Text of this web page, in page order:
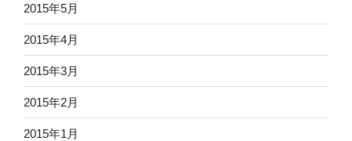
2015年5月
2015年4月
2015年3月
2015年2月
2015年1月